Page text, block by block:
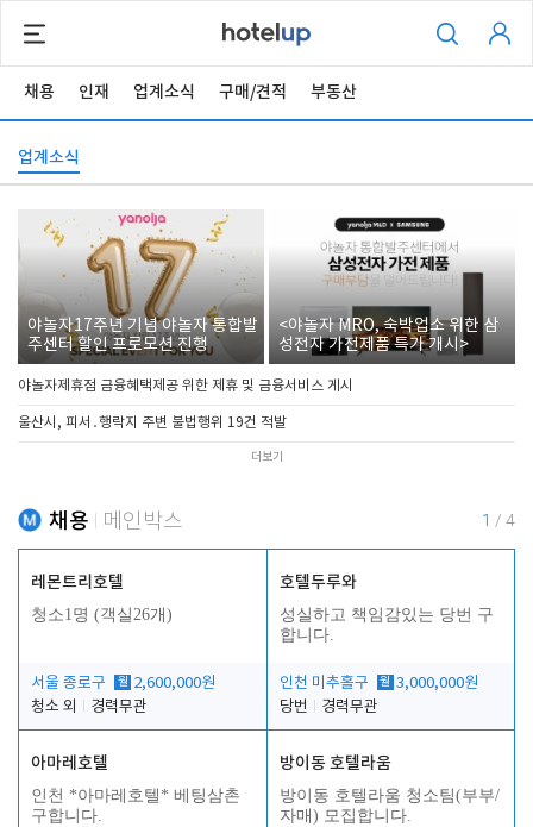
채용 인재 업계소식 구매/견적 부동산
업계소식
야놀자17주년 기념 야놀자 통합발
주센터 할인 프로모션 진행
<야놀자 MRO, 숙박업소 위한 삼
성전자 가전제품 특가 개시>
야놀자제휴점 금융혜택제공 위한 제휴 및 금융서비스 게시
울산시, 피서․행락지 주변 불법행위 19건 적발
더보기
채용 메인박스 1 / 4
레몬트리호텔
청소1명 (객실26개)
서울 종로구 월 2,600,000원
청소 외
경력무관
호텔두루와
성실하고 책임감있는 당번 구
합니다.
인천 미추홀구 월 3,000,000원
당번
경력무관
아마레호텔
인천 *아마레호텔* 베팅삼촌
구합니다.
방이동 호텔라움
방이동 호텔라움 청소팀(부부/
자매) 모집합니다.